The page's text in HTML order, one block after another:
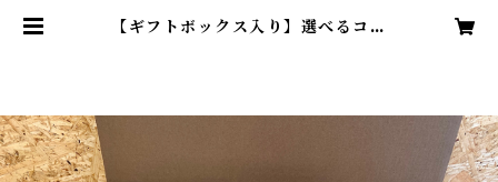
【ギフトボックス入り】選べるコー